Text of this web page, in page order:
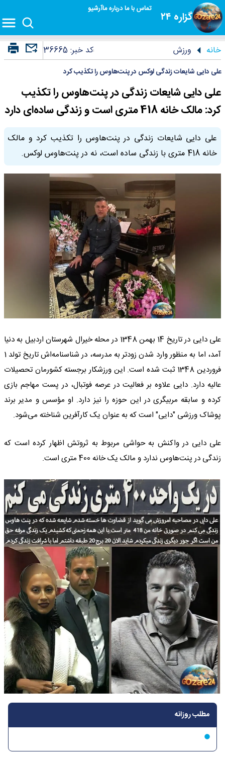
گزاره ۲۴
تماس با مادرباره ماآرشیو
خانه ورزش کد خبر:36665
علی دایی شایعات زندگی لوکس در پنت‌هاوس را تکذیب کرد
علی دایی شایعات زندگی در پنت‌هاوس را تکذیب
کرد: مالک خانه 418 متری است و زندگی ساده‌ای دارد
علی دایی شایعات زندگی در پنت‌هاوس را تکذیب کرد و مالک
خانه 418 متری با زندگی ساده است، نه در پنت‌هاوس لوکس.
علی دایی در تاریخ 14 بهمن 1348 در محله خیرال شهرستان اردبیل به دنیا
آمد، اما به منظور وارد شدن زودتر به مدرسه، در شناسنامه‌اش تاریخ تولد 1
فروردین 1348 ثبت شده است. این ورزشکار برجسته کشورمان تحصیلات
عالیه دارد. دایی علاوه بر فعالیت در عرصه فوتبال، در پست مهاجم بازی
کرده و سابقه مربیگری در این حوزه را نیز دارد. او مؤسس و مدیر برند
پوشاک ورزشی "دایی" است که به عنوان یک کارآفرین شناخته می‌شود.
علی دایی در واکنش به حواشی مربوط به ثروتش اظهار کرده است که
زندگی در پنت‌هاوس ندارد و مالک یک خانه 400 متری است.
مطلب روزانه